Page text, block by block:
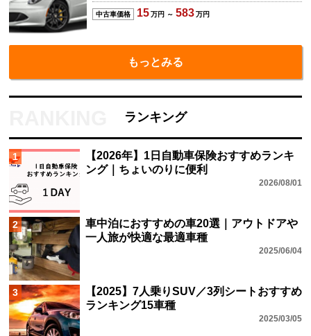
中古車価格 15万円 ～ 583万円
もっとみる
ランキング
1
【2026年】1日自動車保険おすすめランキ
ング｜ちょいのりに便利
2026/08/01
2
車中泊におすすめの車20選｜アウトドアや
一人旅が快適な最適車種
2025/06/04
3
【2025】7人乗りSUV／3列シートおすすめ
ランキング15車種
2025/03/05